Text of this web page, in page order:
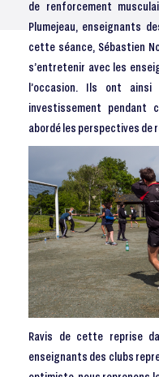
de renforcement
Plumejeau, enseignants
cette séance, Sébastien
s’entretenir avec les
l’occasion. Ils ont
investissement
abordé les perspectives de
Ravis de cette reprise
enseignants des clubs